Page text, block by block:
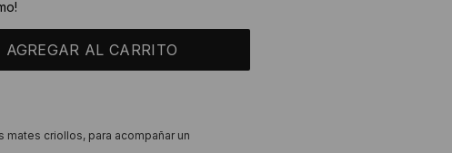
criollos, para acompañar un